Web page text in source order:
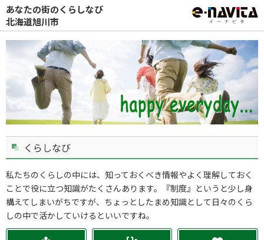
あなたの街のくらしなび
北海道旭川市
くらしなび
私たちのくらしの中には、知っておくべき情報やよく理解しておく
ことで役に立つ知識がたくさんあります。『制度』というと少し身
構えてしまいがちですが、ちょっとしたまめ知識として日々のくら
しの中で活かしていけるといいですね。